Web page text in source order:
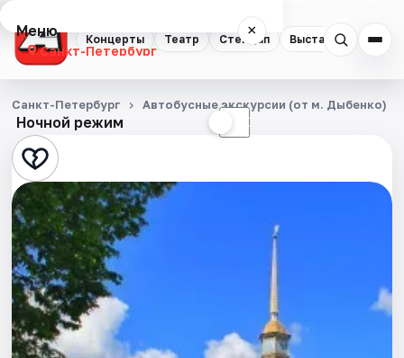
Концерты Театр Стендап Выставки
Меню ×
Санкт-Петербург
Концерты
Театр
Стендап
Выставки
Квесты
Экскурсии
Спорт
Ночной режим ☾
Санкт-Петербург Автобусные экскурсии (от м. Дыбенко)